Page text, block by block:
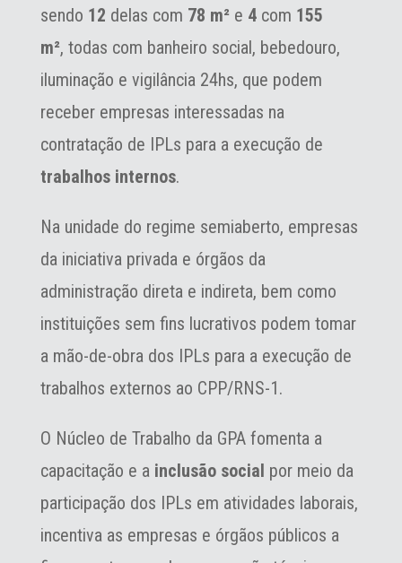
sendo 12 delas com 78 m² e 4 com 155
m², todas com banheiro social, bebedouro,
iluminação e vigilância 24hs, que podem
receber empresas interessadas na
contratação de IPLs para a execução de
trabalhos internos.
Na unidade do regime semiaberto, empresas
da iniciativa privada e ó￳rgãos da
administração direta e indireta, bem como
instituições sem fins lucrativos podem tomar
a mão-de-obra dos IPLs para a execução de
trabalhos externos ao CPP/RNS-1.
O Núcleo de Trabalho da GPA fomenta a
capacitação e a inclusão social por meio da
participação dos IPLs em atividades laborais,
incentiva as empresas e ó￳rgãos públicos a